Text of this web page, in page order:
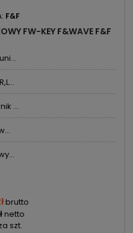
F&F
FW-KEY F&WAVE F&F
...
brutto
netto
szt.